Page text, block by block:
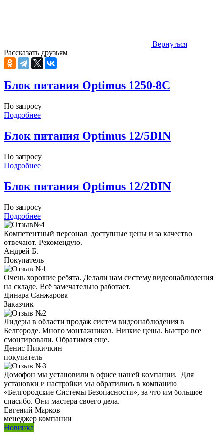
Вернуться
Рассказать друзьям
Блок питания Optimus 1250-8C
По запросу
Подробнее
Блок питания Optimus 12/5DIN
По запросу
Подробнее
Блок питания Optimus 12/2DIN
По запросу
Подробнее
Компетентный персонал, доступные цены и за качество
отвечают. Рекомендую.
Андрей Б.
Покупатель
Очень хорошие ребята. Делали нам систему видеонаблюдения
на складе. Всё замечательно работает.
Динара Санжарова
Заказчик
Лидеры в области продаж систем видеонаблюдения в
Белгороде. Много монтажников. Низкие цены. Быстро все
смонтировали. Обратимся еще.
Денис Никичкин
покупатель
Домофон мы установили в офисе нашей компании. Для
установки и настройки мы обратились в компанию
«Белгородские Системы Безопасности», за что им большое
спасибо. Они мастера своего дела.
Евгений Марков
менеджер компании
Новинка